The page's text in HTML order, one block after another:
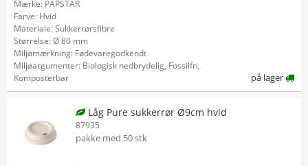
Mærke: PAPSTAR
Farve: Hvid
Materiale: Sukkerrørsfibre
Størrelse: Ø 80 mm
Miljømærkning: Fødevaregodkendt
Miljøargumenter: Biologisk nedbrydelig, Fossilfri,
Komposterbar
på lager
Låg Pure sukkerrør Ø9cm hvid
87935
pakke med 50 stk